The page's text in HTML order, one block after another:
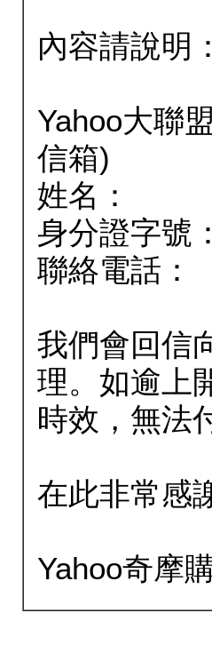
內容請說明：
Yahoo大聯
信箱)
姓名：
身分證字號：
聯絡電話：
我們會回信
理。如逾上
時效，無法
在此非常感
Yahoo奇摩